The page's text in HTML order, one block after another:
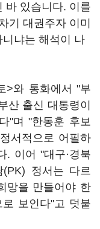
바 있습니다. 이를
기 대권주자 이미
냐는 해석이 나
>와 통화에서 "부
산 출신 대통령이
"며 "한동훈 후보
서적으로 어필하
. 이어 "대구·경북
(PK) 정서는 다르
망을 만들어야 한
보인다"고 덧붙